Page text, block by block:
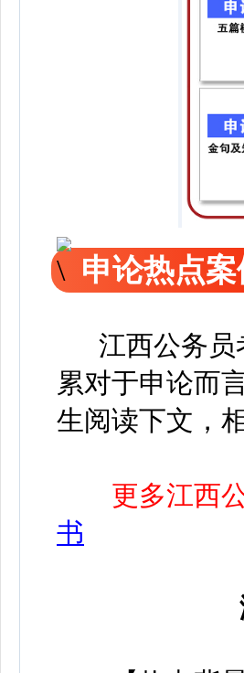
申论热点案
江西公务员
累对于申论而
生阅读下文，
更多江西
书